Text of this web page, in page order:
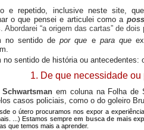
e repetido, inclusive neste site,
o que pensei e articulei como a
Abordarei “a origem das cartas” de
no sentido depor que e para que
no sentido de história ou antecedentes:
1. De que necessidade
Schwartsman em coluna na Folha de
casos policiais, como o do goleiro
o útero procuramos nos expor a
...) Estamos sempreem busca de mais
que temos mais a aprender.